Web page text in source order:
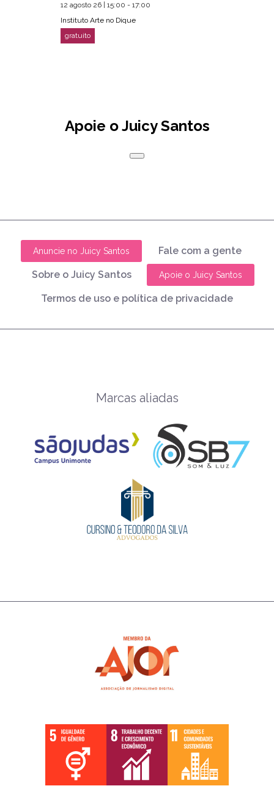
12 agosto 26 | 15:00 - 17:00
Instituto Arte no Dique
Apoie o Juicy Santos
Anuncie no Juicy Santos Fale com a gente
Sobre o Juicy Santos Apoie o Juicy Santos
Termos de uso e política de privacidade
Marcas aliadas